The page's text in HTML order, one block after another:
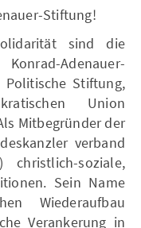
Stiftung!
sind die
Adenauer-
Politische Stiftung,
Union
Mitbegründer der
verband
christlich-soziale,
Sein Name
Wiederaufbau
Verankerung in